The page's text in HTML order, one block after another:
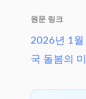
원문 링크
2026년 1월
국 돌봄의